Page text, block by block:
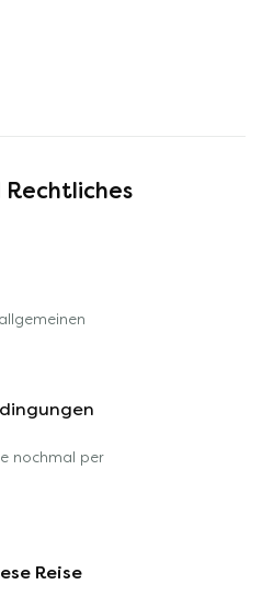
Rechtliches
nochmal per
Reise